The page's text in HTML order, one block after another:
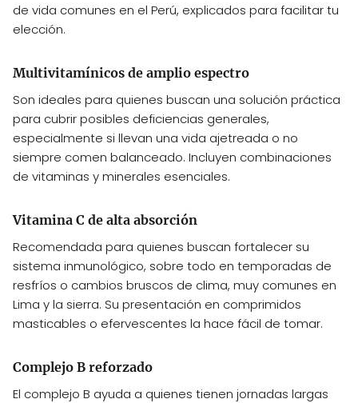
de vida comunes en el Perú, explicados para facilitar tu
elección.
Multivitamínicos de amplio espectro
Son ideales para quienes buscan una solución práctica
para cubrir posibles deficiencias generales,
especialmente si llevan una vida ajetreada o no
siempre comen balanceado. Incluyen combinaciones
de vitaminas y minerales esenciales.
Vitamina C de alta absorción
Recomendada para quienes buscan fortalecer su
sistema inmunológico, sobre todo en temporadas de
resfríos o cambios bruscos de clima, muy comunes en
Lima y la sierra. Su presentación en comprimidos
masticables o efervescentes la hace fácil de tomar.
Complejo B reforzado
El complejo B ayuda a quienes tienen jornadas largas